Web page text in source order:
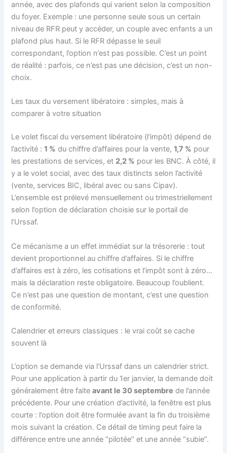
année, avec des plafonds qui varient selon la composition
du foyer. Exemple : une personne seule sous un certain
niveau de RFR peut y accéder, un couple avec enfants a un
plafond plus haut. Si le RFR dépasse le seuil
correspondant, l’option n’est pas possible. C’est un point
de réalité : parfois, ce n’est pas une décision, c’est un non-
choix.
Les taux du versement libératoire : simples, mais à
comparer à votre situation
Le volet fiscal du versement libératoire (l’impôt) dépend de
l’activité :1 % du chiffre d’affaires pour la vente,1,7 % pour
les prestations de services, et 2,2 % pour les BNC. À côté, il
y a le volet social, avec des taux distincts selon l’activité
(vente, services BIC, libéral avec ou sans Cipav).
L’ensemble est prélevé mensuellement ou trimestriellement
selon l’option de déclaration choisie sur le portail de
l’Urssaf.
Ce mécanisme a un effet immédiat sur la trésorerie : tout
devient proportionnel au chiffre d’affaires. Si le chiffre
d’affaires est à zéro, les cotisations et l’impôt sont à zéro…
mais la déclaration reste obligatoire. Beaucoup l’oublient.
Ce n’est pas une question de montant, c’est une question
de conformité.
Calendrier et erreurs classiques : le vrai coût se cache
souvent là
L’option se demande via l’Urssaf dans un calendrier strict.
Pour une application à partir du 1er janvier, la demande doit
généralement être faiteavant le 30 septembre de l’année
précédente. Pour une création d’activité, la fenêtre est plus
courte : l’option doit être formulée avant la fin du troisième
mois suivant la création. Ce détail de timing peut faire la
différence entre une année “pilotée” et une année “subie”.